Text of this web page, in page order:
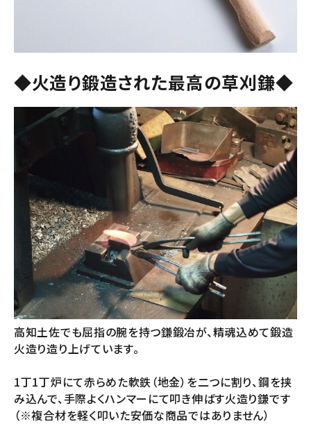
◆火造り鍛造された最高の草刈鎌◆
高知土佐でも屈指の腕を持つ鎌鍛冶が、精魂込めて鍛造
火造り造り上げています。
1丁1丁炉にて赤らめた軟鉄（地金）を二つに割り、鋼を挟
み込んで、手際よくハンマーにて叩き伸ばす火造り鎌です
（※複合材を軽く叩いた安価な商品ではありません）